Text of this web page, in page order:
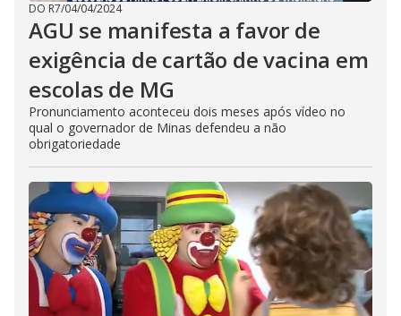
DO R7/04/04/2024
AGU se manifesta a favor de
exigência de cartão de vacina em
escolas de MG
Pronunciamento aconteceu dois meses após vídeo no
qual o governador de Minas defendeu a não
obrigatoriedade